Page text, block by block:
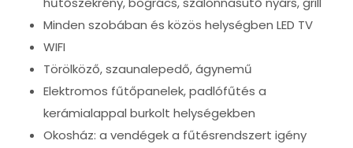
Minden szobában és közös helységben LED TV
WIFI
Törölköző, szaunalepedő, ágynemű
Elektromos fűtőpanelek, padlófűtés a
kerámialappal burkolt helységekben
Okosház: a vendégek a fűtésrendszert igény